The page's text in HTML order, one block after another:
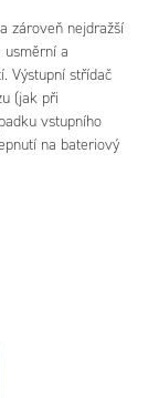
zároveň nejdražší
usměrní a
Výstupní střídač
(jak při
vstupního
na bateriový